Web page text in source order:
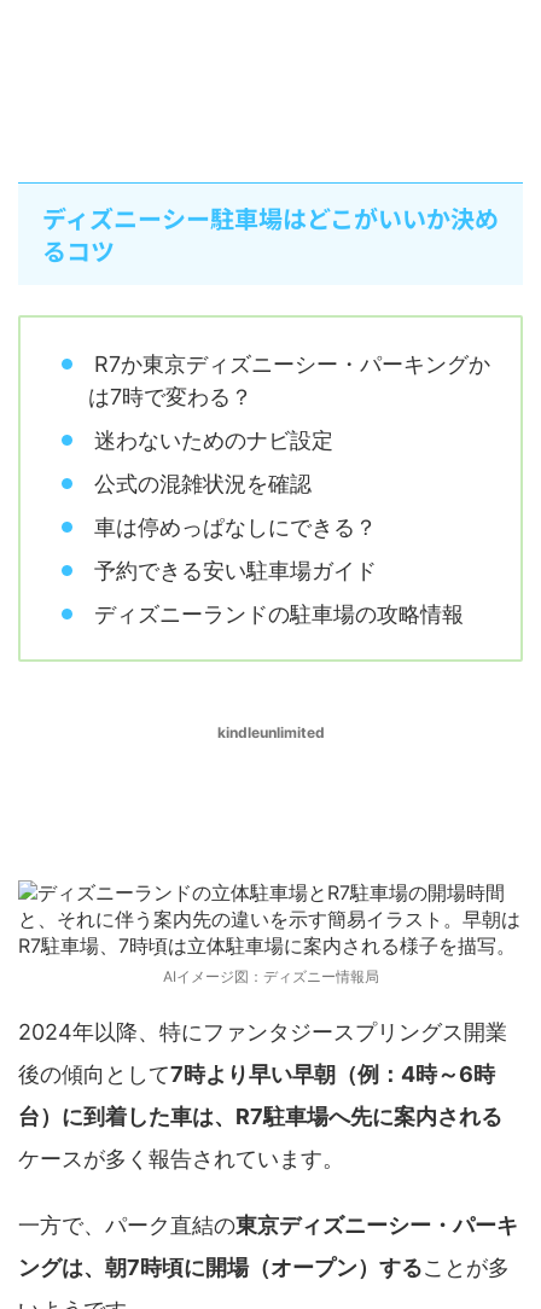
ディズニーシー駐車場はどこがいいか決め
るコツ
R7か東京ディズニーシー・パーキングか
は7時で変わる？
迷わないためのナビ設定
公式の混雑状況を確認
車は停めっぱなしにできる？
予約できる安い駐車場ガイド
ディズニーランドの駐車場の攻略情報
kindleunlimited
AIイメージ図：ディズニー情報局
2024年以降、特にファンタジースプリングス開業
後の傾向として7時より早い早朝（例：4時～6時
台）に到着した車は、R7駐車場へ先に案内される
ケースが多く報告されています。
一方で、パーク直結の東京ディズニーシー・パーキ
ングは、朝7時頃に開場（オープン）することが多